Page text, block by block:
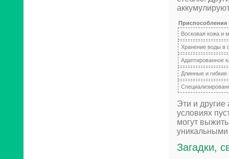
Приспособления
Восковая кожа и
Хранение воды в
Адаптированное
Длинные и гибкие
Эти и другие
условиях
могут
Загадки,